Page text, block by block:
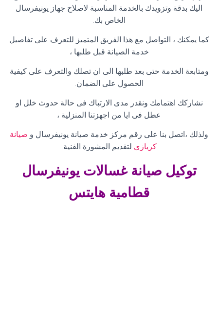
اليك بدقة وتزويدك بالخدمة المناسبة لاصلاح جهاز يونيفرسال
الخاص بك
كما يمكنك ، التواصل مع هذا الفريق المتميز للتعرف على تفاصيل
خدمة الصيانة قبل طلبها ،
ومتابعة الخدمة حتى بعد طلبها الى ان تصلك والتعرف على كيفية
الحصول على الضمان
نشاركك اهتمامك ونقدر مدى الارتباك فى حالة حدوث خلل او
عطل فى ايا من اجهزتنا المنزلية ،
ولذلك ،اتصل بنا على رقم مركز خدمة صيانة يونيفرسال و صيانة
كريازى لتقديم المشورة الفنية
توكيل صيانة غسالات يونيفرسال
قطامية هايتس